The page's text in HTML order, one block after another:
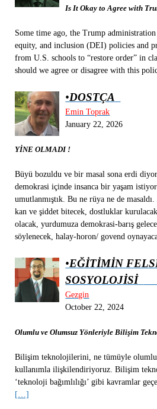
Is It Okay to Agree with
Some time ago, the Trump
equity, and inclusion (DEI) policies and
from U.S. schools to “restore order” in
should we agree or disagree with this
•DOSTÇA
Emin Toprak
January 22, 2026
YİNE OLMADI !
Büyü bozuldu ve bir masal sona erdi
demokrasi içinde insanca bir yaşam
umutlanmıştık. Bu ne rüya ne de
kan ve şiddet bitecek, dostluklar
olacak, yurdumuza demokrasi-barış
söylenecek, halay-horon/ govend
•EĞİTİMİN
SOSYOLOJİSİ
Gezgin
October 22, 2024
Olumlu ve Olumsuz Yönleriyle Bilişim
Bilişim teknolojilerini, ne tümüyle
kullanımla ilişkilendiriyoruz. Bilişim
‘teknoloji bağımlılığı’ gibi kavramlar
[…]